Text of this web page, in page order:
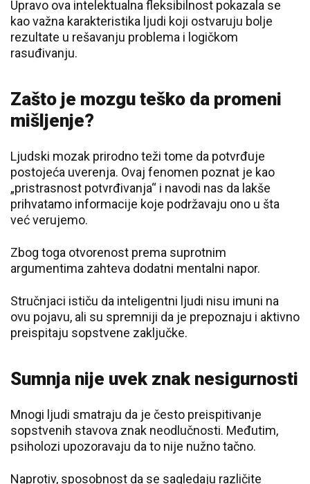
Upravo ova intelektualna fleksibilnost pokazala se
kao važna karakteristika ljudi koji ostvaruju bolje
rezultate u rešavanju problema i logičkom
rasuđivanju.
Zašto je mozgu teško da promeni
mišljenje?
Ljudski mozak prirodno teži tome da potvrđuje
postojeća uverenja. Ovaj fenomen poznat je kao
„pristrasnost potvrđivanja“ i navodi nas da lakše
prihvatamo informacije koje podržavaju ono u šta
već verujemo.
Zbog toga otvorenost prema suprotnim
argumentima zahteva dodatni mentalni napor.
Stručnjaci ističu da inteligentni ljudi nisu imuni na
ovu pojavu, ali su spremniji da je prepoznaju i aktivno
preispitaju sopstvene zaključke.
Sumnja nije uvek znak nesigurnosti
Mnogi ljudi smatraju da je često preispitivanje
sopstvenih stavova znak neodlučnosti. Međutim,
psiholozi upozoravaju da to nije nužno tačno.
Naprotiv, sposobnost da se sagledaju različite